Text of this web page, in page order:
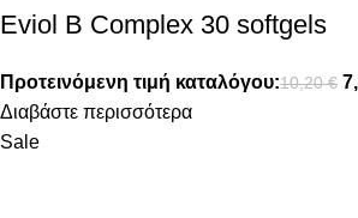
Eviol B Complex 30 softgels
Προτεινόμενη τιμή καταλόγου:10,20€
Διαβάστε περισσότερα
Sale